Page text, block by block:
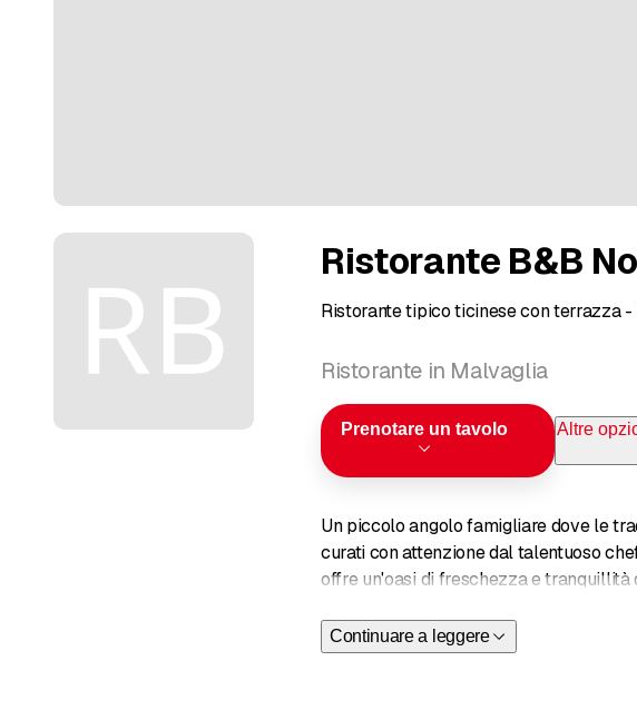
Ristorante B&B
Ristorante tipico ticinese con terrazza
Ristorante in Malvaglia
Prenotare un tavolo Altre
Un piccolo angolo famigliare dove le
curati con attenzione dal talentuoso
offre un'oasi di freschezza e tranquillità
Continuare a leggere